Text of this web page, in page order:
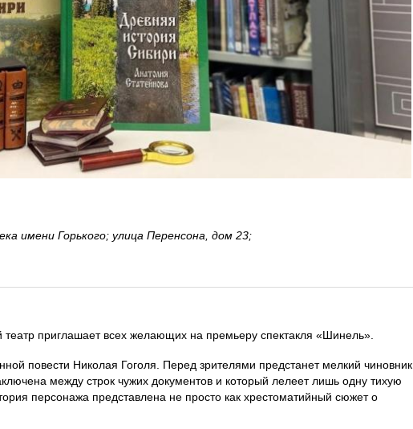
имени Горького; улица Перенсона, дом 23;
приглашает всех желающих на премьеру спектакля «Шинель».
повести Николая Гоголя. Перед зрителями предстанет мелкий чиновник
между строк чужих документов и который лелеет лишь одну тихую
персонажа представлена не просто как хрестоматийный сюжет о